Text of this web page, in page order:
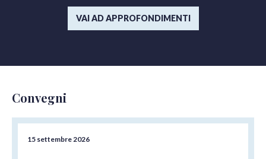
VAI AD APPROFONDIMENTI
Convegni
15 settembre 2026